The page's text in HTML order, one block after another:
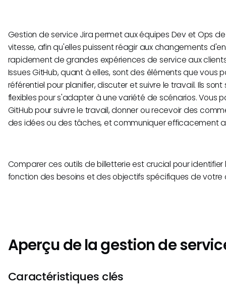
Gestion de service Jira permet aux équipes Dev et Ops
vitesse, afin qu'elles puissent réagir aux changements
rapidement de grandes expériences de service aux
Issues GitHub, quant à elles, sont des éléments que vous
référentiel pour planifier, discuter et suivre le travail. Ils
flexibles pour s'adapter à une variété de scénarios. Vous
GitHub pour suivre le travail, donner ou recevoir des
des idées ou des tâches, et communiquer efficacement
Comparer ces outils de billetterie est crucial pour identifier
fonction des besoins et des objectifs spécifiques de votre
Aperçu de la gestion de
Caractéristiques clés